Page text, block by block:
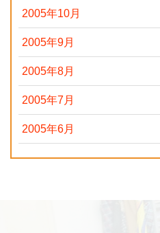
2005年10月
2005年9月
2005年8月
2005年7月
2005年6月